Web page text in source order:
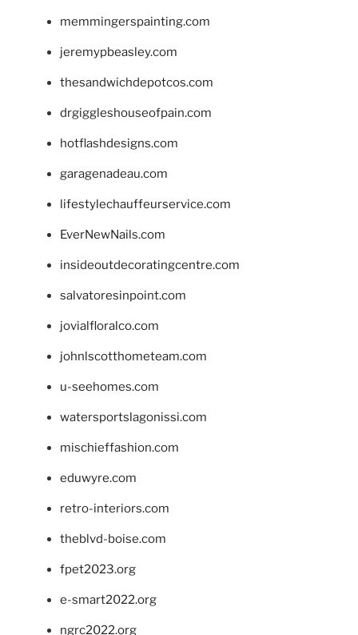
memmingerspainting.com
jeremypbeasley.com
thesandwichdepotcos.com
drgiggleshouseofpain.com
hotflashdesigns.com
garagenadeau.com
lifestylechauffeurservice.com
EverNewNails.com
insideoutdecoratingcentre.com
salvatoresinpoint.com
jovialfloralco.com
johnlscotthometeam.com
u-seehomes.com
watersportslagonissi.com
mischieffashion.com
eduwyre.com
retro-interiors.com
theblvd-boise.com
fpet2023.org
e-smart2022.org
ngrc2022.org